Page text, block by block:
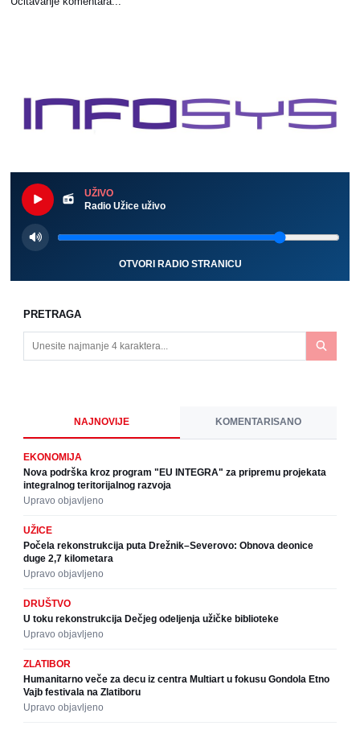
UŽIVO
Radio Užice uživo
OTVORI RADIO STRANICU
PRETRAGA
NAJNOVIJE KOMENTARISANO
EKONOMIJA
Nova podrška kroz program "EU INTEGRA" za pripremu projekata
integralnog teritorijalnog razvoja
Upravo objavljeno
UŽICE
Počela rekonstrukcija puta Drežnik–Severovo: Obnova deonice
duge 2,7 kilometara
Upravo objavljeno
DRUŠTVO
U toku rekonstrukcija Dečjeg odeljenja užičke biblioteke
Upravo objavljeno
ZLATIBOR
Humanitarno veče za decu iz centra Multiart u fokusu Gondola Etno
Vajb festivala na Zlatiboru
Upravo objavljeno